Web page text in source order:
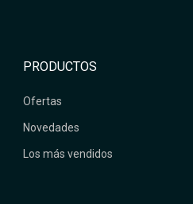
PRODUCTOS
Ofertas
Novedades
Los más vendidos